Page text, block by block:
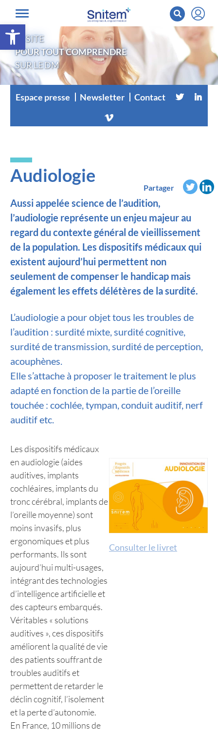
Ouvrir la barre d’outils
LE SITE
POUR TOUT COMPRENDRE
SUR LE DM
Espace presse Newsletter Contact
Audiologie
Partager
Aussi appelée science de l’audition,
l’audiologie représente un enjeu majeur au
regard du contexte général de vieillissement
de la population. Les dispositifs médicaux qui
existent aujourd’hui permettent non
seulement de compenser le handicap mais
également les effets délétères de la surdité.
L’audiologie a pour objet tous les troubles de
l’audition : surdité mixte, surdité cognitive,
surdité de transmission, surdité de perception,
acouphènes.
Elle s’attache à proposer le traitement le plus
adapté en fonction de la partie de l’oreille
touchée : cochlée, tympan, conduit auditif, nerf
auditif etc.
Les dispositifs médicaux
en audiologie (aides
auditives, implants
cochléaires, implants du
tronc cérébral, implants de
l’oreille moyenne) sont
moins invasifs, plus
ergonomiques et plus
performants. Ils sont
aujourd’hui multi-usages,
intégrant des technologies
d’intelligence artificielle et
des capteurs embarqués.
Véritables « solutions
auditives », ces dispositifs
améliorent la qualité de vie
des patients souffrant de
troubles auditifs et
permettent de retarder le
déclin cognitif, l’isolement
et la perte d’autonomie.
En France, 10 millions de
Consulter le livret